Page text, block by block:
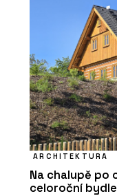
ARCHITEKTURA
Na chalupě po
celoroční